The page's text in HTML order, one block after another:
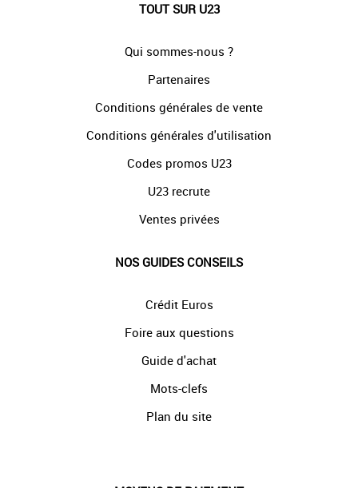
TOUT SUR U23
Qui sommes-nous ?
Partenaires
Conditions générales de vente
Conditions générales d'utilisation
Codes promos U23
U23 recrute
Ventes privées
NOS GUIDES CONSEILS
Crédit Euros
Foire aux questions
Guide d'achat
Mots-clefs
Plan du site